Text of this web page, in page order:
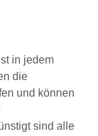
in jedem
die
und können
sind alle